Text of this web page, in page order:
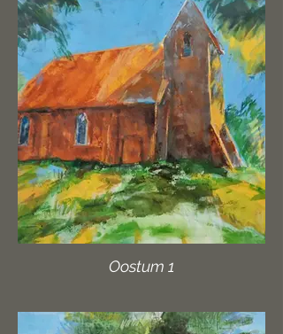
Oostum 1